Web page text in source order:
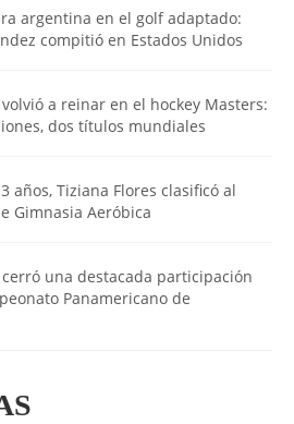
argentina en el golf adaptado:
compitió en Estados Unidos
a reinar en el hockey Masters:
dos títulos mundiales
años, Tiziana Flores clasificó al
Gimnasia Aeróbica
una destacada participación
Panamericano de